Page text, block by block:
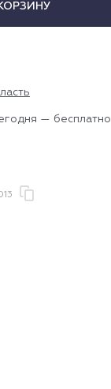
— бесплатно